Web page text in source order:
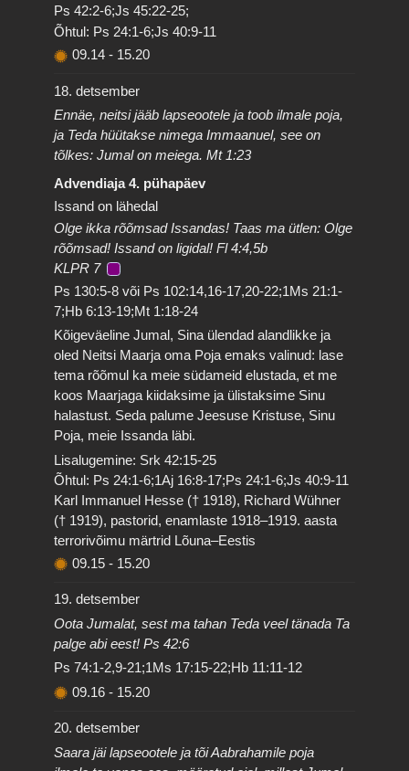
Ps 42:2-6;Js 45:22-25;
Õhtul: Ps 24:1-6;Js 40:9-11
09.14 - 15.20
18. detsember
Ennäe, neitsi jääb lapseootele ja toob ilmale poja,
ja Teda hüütakse nimega Immaanuel, see on
tõlkes: Jumal on meiega. Mt 1:23
Advendiaja 4. pühapäev
Issand on lähedal
Olge ikka rõõmsad Issandas! Taas ma ütlen: Olge
rõõmsad! Issand on ligidal! Fl 4:4,5b
KLPR 7
Ps 130:5-8 või Ps 102:14,16-17,20-22;1Ms 21:1-
7;Hb 6:13-19;Mt 1:18-24
Kõigeväeline Jumal, Sina ülendad alandlikke ja
oled Neitsi Maarja oma Poja emaks valinud: lase
tema rõõmul ka meie südameid elustada, et me
koos Maarjaga kiidaksime ja ülistaksime Sinu
halastust. Seda palume Jeesuse Kristuse, Sinu
Poja, meie Issanda läbi.
Lisalugemine: Srk 42:15-25
Õhtul: Ps 24:1-6;1Aj 16:8-17;Ps 24:1-6;Js 40:9-11
Karl Immanuel Hesse († 1918), Richard Wühner
(† 1919), pastorid, enamlaste 1918–1919. aasta
terrorivõimu märtrid Lõuna–Eestis
09.15 - 15.20
19. detsember
Oota Jumalat, sest ma tahan Teda veel tänada Ta
palge abi eest! Ps 42:6
Ps 74:1-2,9-21;1Ms 17:15-22;Hb 11:11-12
09.16 - 15.20
20. detsember
Saara jäi lapseootele ja tõi Aabrahamile poja